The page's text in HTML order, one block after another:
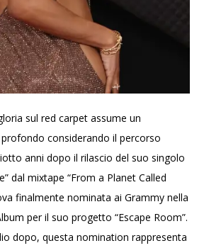
sul red carpet assume un
considerando il percorso
anni dopo il rilascio del suo singolo
dal mixtape “From a Planet Called
finalmente nominata ai Grammy nella
per il suo progetto “Escape Room”.
dopo, questa nomination rappresenta